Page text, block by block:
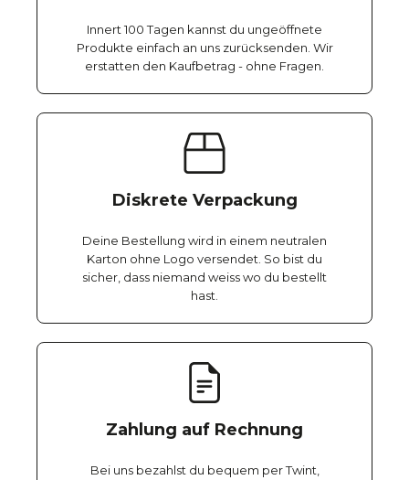
Innert 100 Tagen kannst du ungeöffnete
Produkte einfach an uns zurücksenden. Wir
erstatten den Kaufbetrag - ohne Fragen.
Diskrete Verpackung
Deine Bestellung wird in einem neutralen
Karton ohne Logo versendet. So bist du
sicher, dass niemand weiss wo du bestellt
hast.
Zahlung auf Rechnung
Bei uns bezahlst du bequem per Twint,